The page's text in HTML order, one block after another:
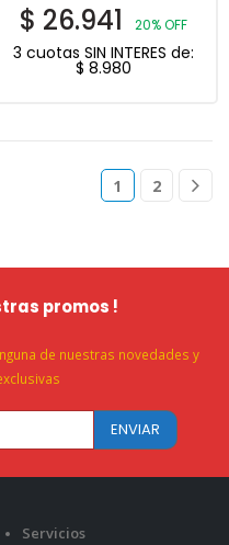
$ 26.941 20% OFF
3 cuotas SIN INTERES de:
$ 8.980
1 2
promos !
de nuestras novedades y
Servicios